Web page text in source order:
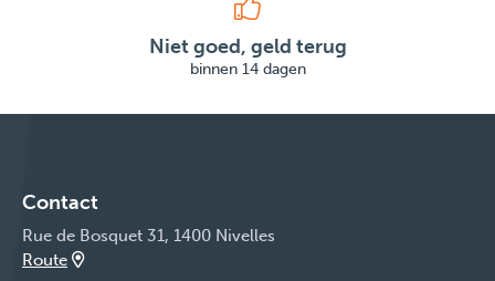
Niet goed, geld terug
binnen 14 dagen
Contact
Rue de Bosquet 31, 1400 Nivelles
Route